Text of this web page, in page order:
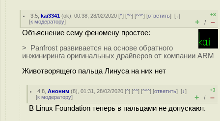
3.5 ,kai3341 (ok), 00:38, 28/02/2020 [^] [^^] [^^^] [ответить][↓]
[к модератору]
+3
+ / –
Объяснение сему феномену простое:
> Panfrost развивается на основе обратного
инжиниринга оригинальных драйверов от компании ARM
Животворящего пальца Линуса на них нет
4.8 ,Аноним (8), 01:31, 28/02/2020 [^] [^^] [^^^] [ответить][↓]
[к модератору]
+3
+ / –
В Linux Foundation теперь в пальцами не допускают.